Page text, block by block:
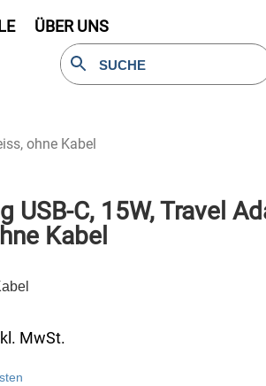
ÜBER UNS
ohne Kabel
USB-C, 15W, Travel
Kabel
MwSt.